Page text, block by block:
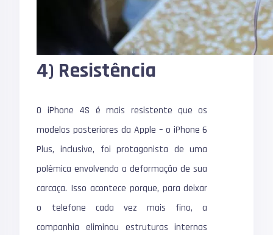
4) Resistência
O iPhone 4S é mais resistente que os
modelos posteriores da Apple – o iPhone 6
Plus, inclusive, foi protagonista de uma
polêmica envolvendo a deformação de sua
carcaça. Isso acontece porque, para deixar
o telefone cada vez mais fino, a
companhia eliminou estruturas internas